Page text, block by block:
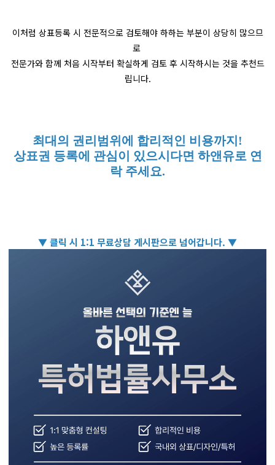
이처럼 상표등록 시 전문적으로 검토해야 하하는 부분이 상당히 많으므
로
전문가와 함께 처음 시작부터 확실하게 검토 후 시작하시는 것을 추천드
립니다.
최대의 권리범위에 합리적인 비용까지!
상표권 등록에 관심이 있으시다면 하앤유로 연
락 주세요.
▼ 클릭 시 1:1 무료상담 게시판으로 넘어갑니다. ▼